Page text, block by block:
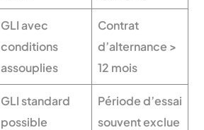
GLI avec
conditions
assouplies
Contrat
d’alternance >
12 mois
GLI standard
possible
Période d’essai
souvent exclue